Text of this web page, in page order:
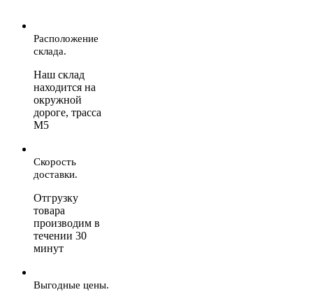
Расположение
склада.
Наш склад
находится на
окружной
дороге, трасса
М5
Скорость
доставки.
Отгрузку
товара
производим в
течении 30
минут
Выгодные цены.